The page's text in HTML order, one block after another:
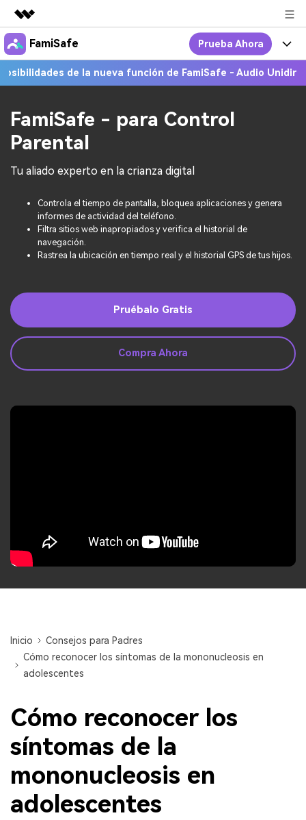
Productos destacados
Creatividad digital con AIGC
Empresas
Soluciones
Quiénes somos
Sala de prensa
Soporte
FamiSafe Prueba Ahora
Por Qué FamiSafe
FamiSafe - Tu Aliado en
Acciones Interactivas
Productos
FamiSafe
FamiSafe Edu
Geonection
Precios
Temas Relevantes
Guías Prácticas
Ver Más >
Precios
Abre La App
de la nueva función de FamiSafe - Audio Unidireccional!
FamiSafe - para Control
Parental
Tu aliado experto en la crianza digital
Controla el tiempo de pantalla, bloquea aplicaciones y genera
informes de actividad del teléfono.
Filtra sitios web inapropiados y verifica el historial de
navegación.
Rastrea la ubicación en tiempo real y el historial GPS de tus hijos.
Pruébalo Gratis
Compra Ahora
Inicio
Consejos para Padres
Cómo reconocer los síntomas de la mononucleosis en
adolescentes
Cómo reconocer los
síntomas de la
mononucleosis en
adolescentes